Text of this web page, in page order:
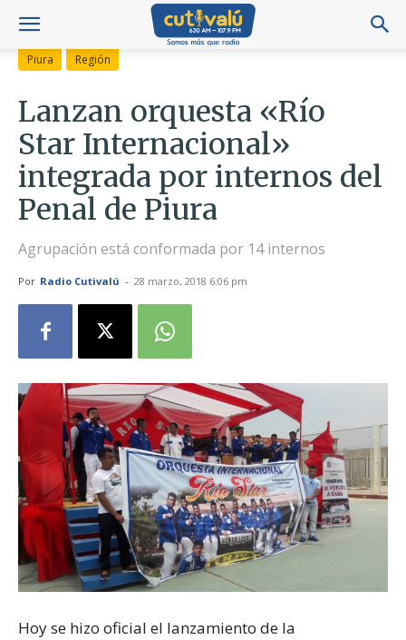
Piura Región
Lanzan orquesta «Río
Star Internacional»
integrada por internos del
Penal de Piura
Agrupación está conformada por 14 internos
Por Radio Cutivalú - 28 marzo, 2018 6:06 pm
Hoy se hizo oficial el lanzamiento de la